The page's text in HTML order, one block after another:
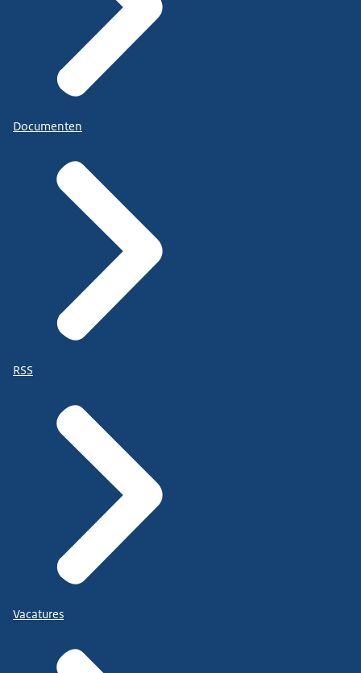
Documenten
RSS
Vacatures